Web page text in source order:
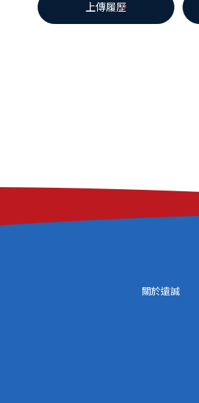
上傳履歷
關於遠誠